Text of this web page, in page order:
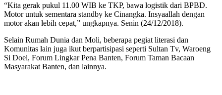
“Kita gerak pukul 11.00 WIB ke TKP, bawa logistik dari BPBD.
Motor untuk sementara standby ke Cinangka. Insyaallah dengan
motor akan lebih cepat,” ungkapnya. Senin (24/12/2018).
Selain Rumah Dunia dan Moli, beberapa pegiat literasi dan
Komunitas lain juga ikut berpartisipasi seperti Sultan Tv, Waroeng
Si Doel, Forum Lingkar Pena Banten, Forum Taman Bacaan
Masyarakat Banten, dan lainnya.